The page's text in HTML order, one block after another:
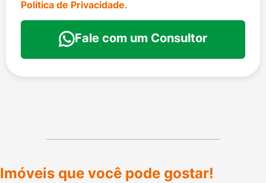
Política de Privacidade.
Fale com um Consultor
Imóveis que você pode gostar!